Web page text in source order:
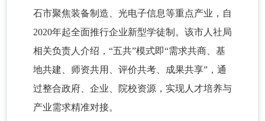
石市聚焦装备制造、光电子信息等重点产业，自
2020年起全面推行企业新型学徒制。该市人社局
相关负责人介绍，“五共”模式即“需求共商、基
地共建、师资共用、评价共考、成果共享”，通
过整合政府、企业、院校资源，实现人才培养与
产业需求精准对接。